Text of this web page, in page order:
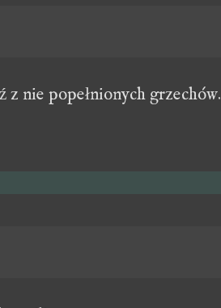
z nie popełnionych grzechów.